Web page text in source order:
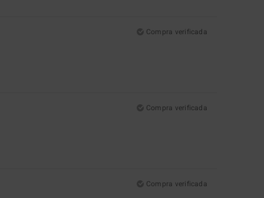
Compra verificada
Compra verificada
Compra verificada